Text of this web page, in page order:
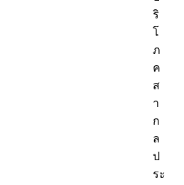
ริ
โ
ภ
ค
ส
า
ก
ล
ป
ระ